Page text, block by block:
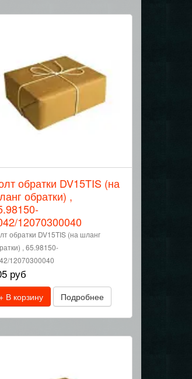
обратки DV15TIS (на
обратки) ,
12070300040
обратки DV15TIS (на шланг
, 65.98150-
12070300040
руб
+ В корзину Подробнее